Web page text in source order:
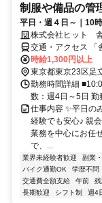
制服や備品の管
平日・週４日～｜10
株式会社ヒット
交通・アクセス 「
もOK！※交通費規
クセス良好！
時給1,300円以上
東京都東京23区足
勤務時間詳細
数：週4日～5日 勤
仕事内容 ✨平日の
経験でも安心♪ 親
業務を中心にお任
で、...
業界未経験者歓迎 副業
バイク通勤OK
学歴不問
交通費全額支給
午前 残
長期歓迎
シフト制 週4